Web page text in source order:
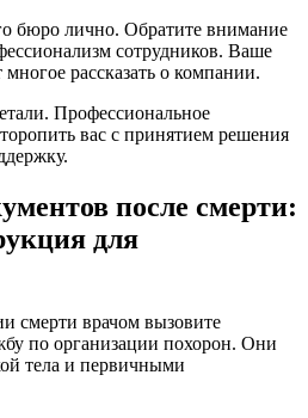
бюро лично. Обратите внимание
сотрудников. Ваше
рассказать о компании.
Профессиональное
вас с принятием решения
после смерти:
для
смерти врачом вызовите
по организации похорон. Они
тела и первичными